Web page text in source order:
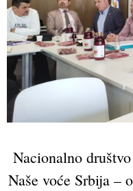
Nacionalno
Naše voće Srbija –